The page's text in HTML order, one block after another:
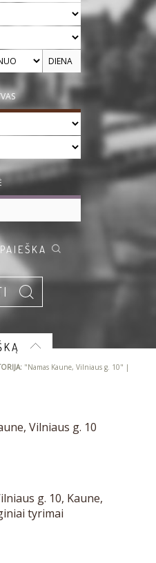
"Namas Kaune, Vilniaus g. 10" |
Vilniaus g. 10
g. 10, Kaune,
tyrimai